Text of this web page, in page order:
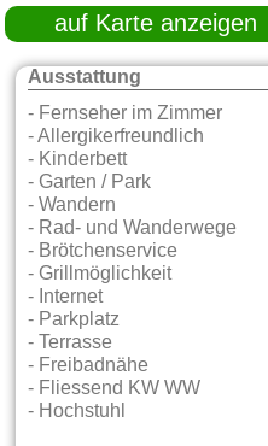
auf Karte anzeigen
Ausstattung
- Fernseher im Zimmer
- Allergikerfreundlich
- Kinderbett
- Garten / Park
- Wandern
- Rad- und Wanderwege
- Brötchenservice
- Grillmöglichkeit
- Internet
- Parkplatz
- Terrasse
- Freibadnähe
- Fliessend KW WW
- Hochstuhl